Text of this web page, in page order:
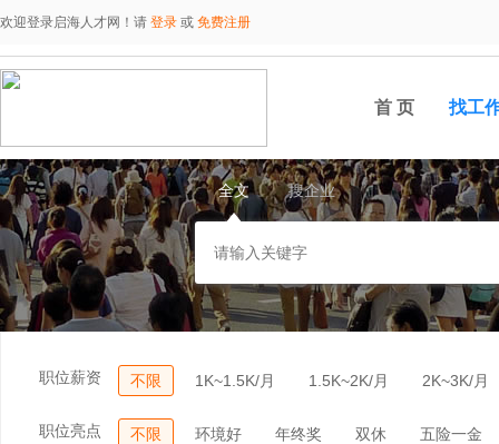
欢迎登录启海人才网！请 登录 或 免费注册
首 页 找工
全文 搜企业
职位薪资 不限 1K~1.5K/月 1.5K~2K/月 2K~3K/月
职位亮点 不限 环境好 年终奖 双休 五险一金